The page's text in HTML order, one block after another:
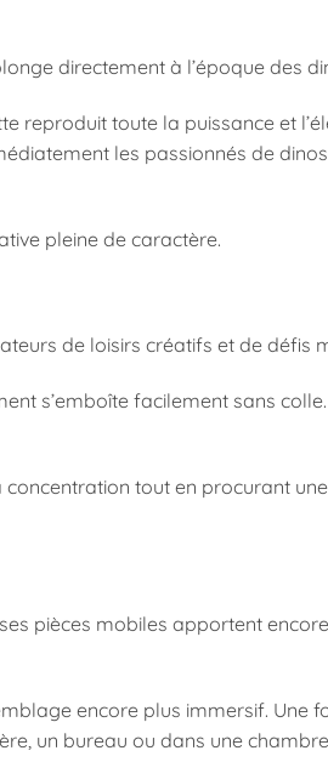
directement à l’époque des
reproduit toute la puissance et
les passionnés de
pleine de caractère.
de loisirs créatifs et de défis
s’emboîte facilement sans
tout en procurant
pièces mobiles apportent
encore plus immersif. Une
un bureau ou dans une